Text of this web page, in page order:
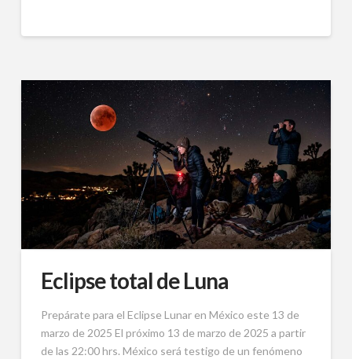
Eclipse total de Luna
Prepárate para el Eclipse Lunar en México este 13 de
marzo de 2025 El próximo 13 de marzo de 2025 a partir
de las 22:00 hrs. México será testigo de un fenómeno